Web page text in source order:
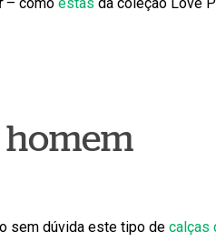
homem
sem dúvida este tipo de calças